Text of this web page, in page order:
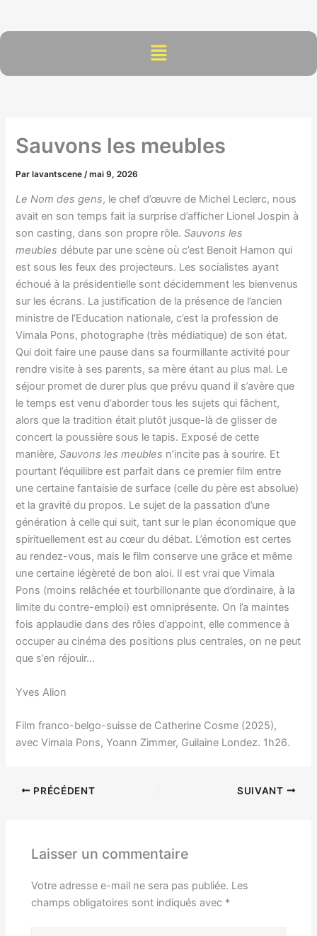
contenu
Menu
Sauvons les meubles
Parlavantscene /mai 9, 2026
Le Nom des gens, le chef d’œuvre de Michel Leclerc, nous
avait en son temps fait la surprise d’afficher Lionel Jospin à
son casting, dans son propre rôle.Sauvons les
meubles débute par une scène où c’est Benoit Hamon qui
est sous les feux des projecteurs. Les socialistes ayant
échoué à la présidentielle sont décidemment les bienvenus
sur les écrans. La justification de la présence de l’ancien
ministre de l’Education nationale, c’est la profession de
Vimala Pons, photographe (très médiatique) de son état.
Qui doit faire une pause dans sa fourmillante activité pour
rendre visite à ses parents, sa mère étant au plus mal. Le
séjour promet de durer plus que prévu quand il s’avère que
le temps est venu d’aborder tous les sujets qui fâchent,
alors que la tradition était plutôt jusque-là de glisser de
concert la poussière sous le tapis. Exposé de cette
manière,Sauvons les meubles n’incite pas à sourire. Et
pourtant l’équilibre est parfait dans ce premier film entre
une certaine fantaisie de surface (celle du père est absolue)
et la gravité du propos. Le sujet de la passation d’une
génération à celle qui suit, tant sur le plan économique que
spirituellement est au cœur du débat. L’émotion est certes
au rendez-vous, mais le film conserve une grâce et même
une certaine légèreté de bon aloi. Il est vrai que Vimala
Pons (moins relâchée et tourbillonante que d’ordinaire, à la
limite du contre-emploi) est omniprésente. On l’a maintes
fois applaudie dans des rôles d’appoint, elle commence à
occuper au cinéma des positions plus centrales, on ne peut
que s’en réjouir…
Yves Alion
Film franco-belgo-suisse de Catherine Cosme (2025),
avec Vimala Pons, Yoann Zimmer, Guilaine Londez. 1h26.
PRÉCÉDENT SUIVANT
Laisser un commentaire
Votre adresse e-mail ne sera pas publiée. Les
champs obligatoires sont indiqués avec *